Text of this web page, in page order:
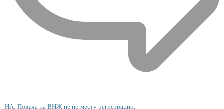
НА: Подача на ВНЖ не по месту регистрации.